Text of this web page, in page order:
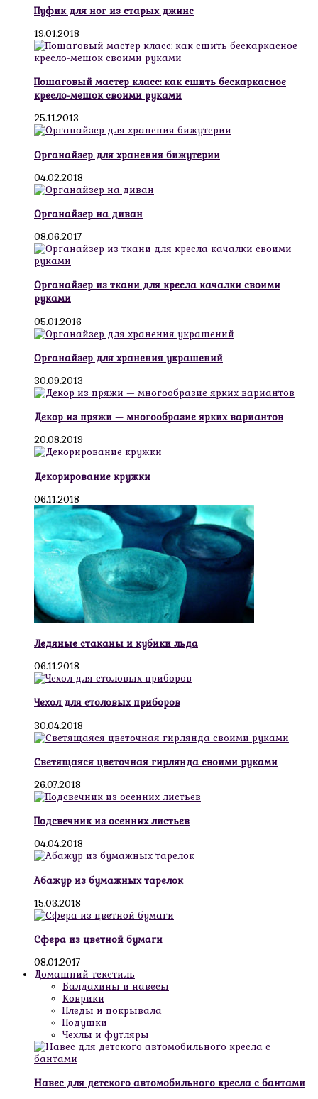
Пуфик для ног из старых джинс
19.01.2018
Пошаговый мастер класс: как сшить бескаркасное
кресло-мешок своими руками
25.11.2013
Органайзер для хранения бижутерии
04.02.2018
Органайзер на диван
08.06.2017
Органайзер из ткани для кресла качалки своими
руками
05.01.2016
Органайзер для хранения украшений
30.09.2013
Декор из пряжи — многообразие ярких вариантов
20.08.2019
Декорирование кружки
06.11.2018
Ледяные стаканы и кубики льда
06.11.2018
Чехол для столовых приборов
30.04.2018
Светящаяся цветочная гирлянда своими руками
26.07.2018
Подсвечник из осенних листьев
04.04.2018
Абажур из бумажных тарелок
15.03.2018
Сфера из цветной бумаги
08.01.2017
Домашний текстиль
Балдахины и навесы
Коврики
Пледы и покрывала
Подушки
Чехлы и футляры
Навес для детского автомобильного кресла с бантами